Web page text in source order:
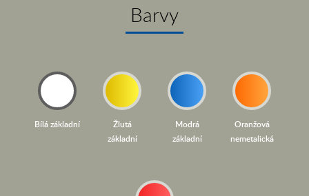
Barvy
Bílá základní
Žlutá
základní
Modrá
základní
Oranžová
nemetalická